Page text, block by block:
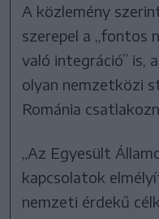
A közlemény
szerepel a „fontos
való integráció” is,
olyan nemzetközi
Románia
„Az Egyesült
kapcsolatok
nemzeti érdekű